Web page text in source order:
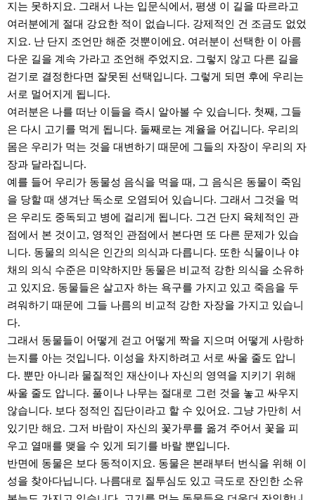
지는 못하지요. 그래서 나는 입문식에서, 평생 이 길을 따르라고
여러분에게 절대 강요한 적이 없습니다. 강제적인 건 조금도 없었
지요. 난 단지 조언만 해준 것뿐이에요. 여러분이 선택한 이 아름
다운 길을 계속 가라고 조언해 주었지요. 그렇지 않고 다른 길을
걷기로 결정한다면 잘못된 선택입니다. 그렇게 되면 후에 우리는
서로 멀어지게 됩니다.
여러분은 나를 떠난 이들을 즉시 알아볼 수 있습니다. 첫째, 그들
은 다시 고기를 먹게 됩니다. 둘째로는 계율을 어깁니다. 우리의
몸은 우리가 먹는 것을 대변하기 때문에 그들의 자장이 우리의 자
장과 달라집니다.
예를 들어 우리가 동물성 음식을 먹을 때, 그 음식은 동물이 죽임
을 당할 때 생겨난 독소로 오염되어 있습니다. 그래서 그것을 먹
은 우리도 중독되고 병에 걸리게 됩니다. 그건 단지 육체적인 관
점에서 본 것이고, 영적인 관점에서 본다면 또 다른 문제가 있습
니다. 동물의 의식은 인간의 의식과 다릅니다. 또한 식물이나 야
채의 의식 수준은 미약하지만 동물은 비교적 강한 의식을 소유하
고 있지요. 동물들은 살고자 하는 욕구를 가지고 있고 죽음을 두
려워하기 때문에 그들 나름의 비교적 강한 자장을 가지고 있습니
다.
그래서 동물들이 어떻게 걷고 어떻게 짝을 지으며 어떻게 사랑하
는지를 아는 것입니다. 이성을 차지하려고 서로 싸울 줄도 압니
다. 뿐만 아니라 물질적인 재산이나 자신의 영역을 지키기 위해
싸울 줄도 압니다. 풀이나 나무는 절대로 그런 것을 놓고 싸우지
않습니다. 보다 정적인 집단이라고 할 수 있어요. 그냥 가만히 서
있기만 해요. 그저 바람이 자신의 꽃가루를 옮겨 주어서 꽃을 피
우고 열매를 맺을 수 있게 되기를 바랄 뿐입니다.
반면에 동물은 보다 동적이지요. 동물은 본래부터 번식을 위해 이
성을 찾아다닙니다. 나름대로 질투심도 있고 극도로 잔인한 소유